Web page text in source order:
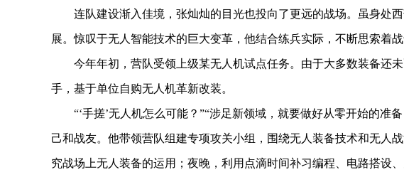
连队建设渐入佳境，张灿灿的目光也投向了更远的战场。虽身处西
展。惊叹于无人智能技术的巨大变革，他结合练兵实际，不断思索着
今年年初，营队受领上级某无人机试点任务。由于大多数装备还未
手，基于单位自购无人机革新改装。
“‘手搓’无人机怎么可能？”“涉足新领域，就要做好从零开始的准
己和战友。他带领营队组建专项攻关小组，围绕无人装备技术和无人
究战场上无人装备的运用；夜晚，利用点滴时间补习编程、电路搭设